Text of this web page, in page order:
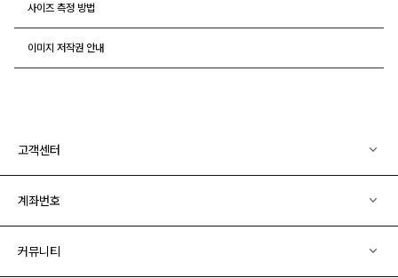
사이즈 측정 방법
이미지 저작권 안내
고객센터
계좌번호
커뮤니티